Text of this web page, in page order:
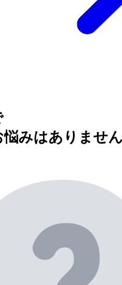
みはありませ